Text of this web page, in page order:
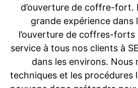
d’ouverture de coffre-fort.
grande expérience dans
l’ouverture de coffres-
service à tous nos clients à
dans les environs. Nous
techniques et les procédures